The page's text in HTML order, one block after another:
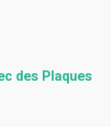
des Plaques